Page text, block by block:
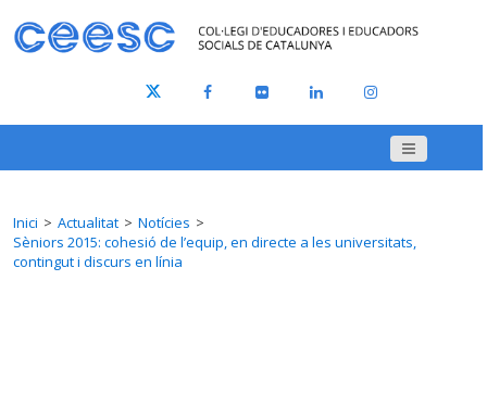
Inici Actualitat
Notícies
Sèniors 2015: cohesió de l’equip, en directe a les universitats,
contingut i discurs en línia